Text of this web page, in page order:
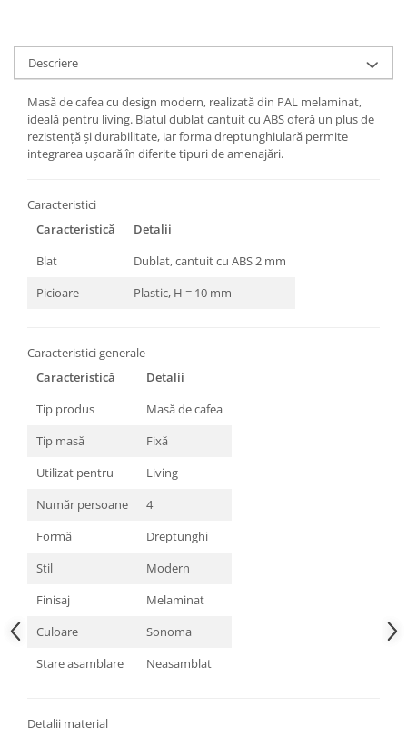
Descriere
Masă de cafea cu design modern, realizată din PAL melaminat,
ideală pentru living. Blatul dublat cantuit cu ABS oferă un plus de
rezistență și durabilitate, iar forma dreptunghiulară permite
integrarea ușoară în diferite tipuri de amenajări.
Caracteristici
Caracteristică
Detalii
Blat
Dublat, cantuit cu ABS 2 mm
Picioare
Plastic, H = 10 mm
Caracteristici generale
Caracteristică
Detalii
Tip produs
Masă de cafea
Tip masă
Fixă
Utilizat pentru
Living
Număr persoane
4
Formă
Dreptunghi
Stil
Modern
Finisaj
Melaminat
Culoare
Sonoma
Stare asamblare
Neasamblat
Detalii material